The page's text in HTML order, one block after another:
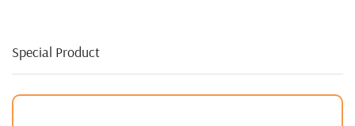
Special Product